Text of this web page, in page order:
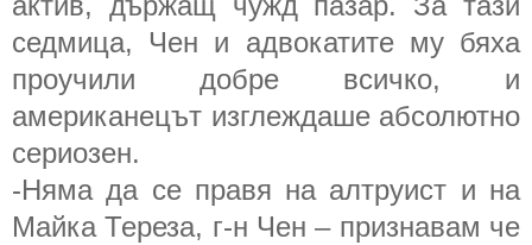
седмица, Чен и адвокатите му бяха
проучили добре всичко, и
американецът изглеждаше абсолютно
сериозен.
-Няма да се правя на алтруист и на
Майка Тереза, г-н Чен – признавам че